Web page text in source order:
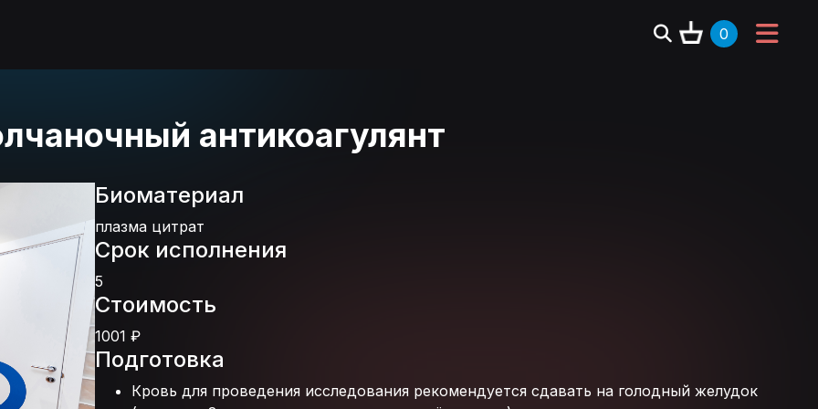
0
антикоагулянт
Биоматериал
плазма цитрат
Срок исполнения
5
Стоимость
1001 ₽
Подготовка
Кровь для проведения исследования рекомендуется сдавать на голодный желудок